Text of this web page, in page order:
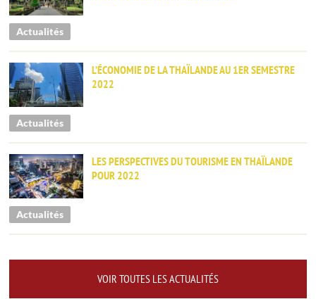
Actualités
L’ÉCONOMIE DE LA THAÏLANDE AU 1ER SEMESTRE
2022
Actualités
LES PERSPECTIVES DU TOURISME EN THAÏLANDE
POUR 2022
Actualités
VOIR TOUTES LES ACTUALITÉS